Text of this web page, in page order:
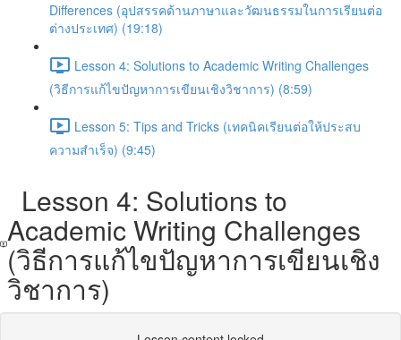
Differences (อุปสรรคด้านภาษาและวัฒนธรรมในการเรียนต่อ
ต่างประเทศ) (19:18)
Lesson 4: Solutions to Academic Writing Challenges
(วิธีการแก้ไขปัญหาการเขียนเชิงวิชาการ) (8:59)
Lesson 5: Tips and Tricks (เทคนิคเรียนต่อให้ประสบ
ความสำเร็จ) (9:45)
Lesson 4: Solutions to
Academic Writing Challenges
(วิธีการแก้ไขปัญหาการเขียนเชิง
วิชาการ)